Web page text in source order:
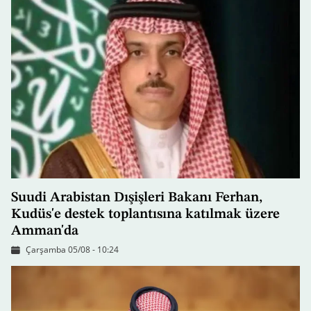
Suudi Arabistan Dışişleri Bakanı Ferhan,
Kudüs'e destek toplantısına katılmak üzere
Amman'da
Çarşamba 05/08 - 10:24